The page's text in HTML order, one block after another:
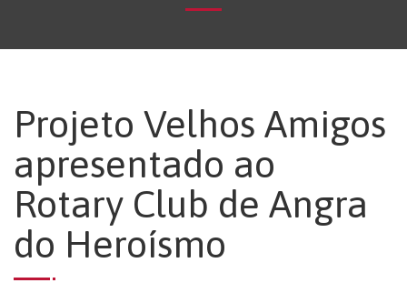
Projeto Velhos Amigos
apresentado ao
Rotary Club de Angra
do Heroísmo